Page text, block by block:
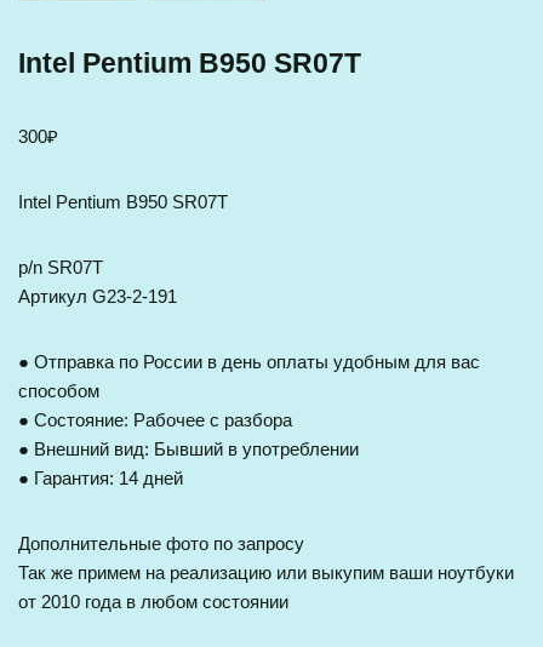
Intel Pentium B950 SR07T
300₽
Intel Pentium B950 SR07T
p/n SR07T
Артикул G23-2-191
● Отправка по России в день оплаты удобным для вас
способом
● Состояние: Рабочее с разбора
● Внешний вид: Бывший в употреблении
● Гарантия: 14 дней
Дополнительные фото по запросу
Так же примем на реализацию или выкупим ваши ноутбуки
от 2010 года в любом состоянии